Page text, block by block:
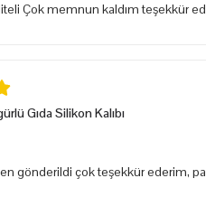
Çok memnun kaldım teşekkür
Gıda Silikon Kalıbı
gönderildi çok teşekkür ederim,